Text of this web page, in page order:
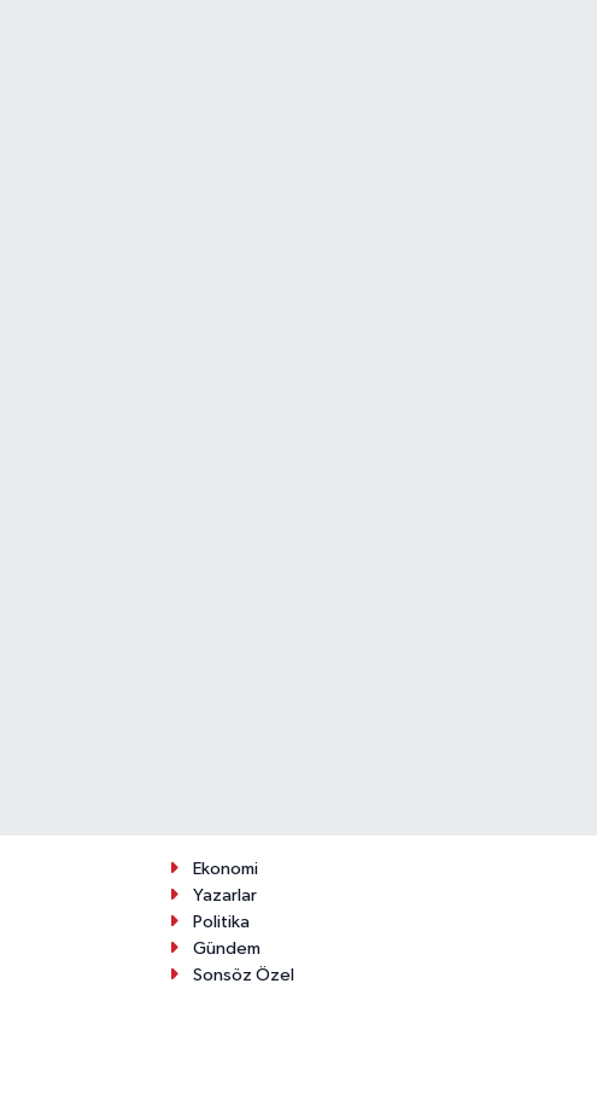
Ekonomi
Yazarlar
Politika
Gündem
Sonsöz Özel